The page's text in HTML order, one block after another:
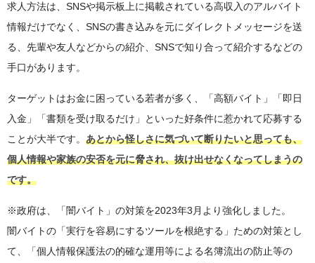
求人方法は、SNSや掲示板上に掲載されている高収入のアルバイト
情報だけでなく、SNSの書き込みを元にダイレクトメッセージを送
る、先輩や友人などからの紹介、SNSで知り合って紹介するなどの
手口があります。
ターゲットはお金に困っている若者が多く、「高額バイト」「即日
入金」「書類を受け取るだけ」といった好条件に惹かれて応募する
ことが大半です。 あとから怪しさに気づいて断りたいと思っても、
個人情報や家族の安否を元に脅され、抜け出せなくなってしまうの
です。
※政府は、「闇バイト」の対策を2023年3月より強化しました。
闇バイトの「実行を容易にするツールを根絶する」ための対策とし
て、「個人情報保護法の的確な運用等による名簿流出の防止等の